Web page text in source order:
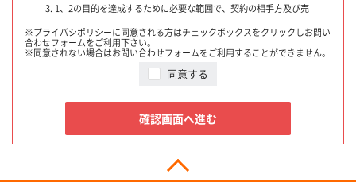
1、2の目的を達成するために必要な範囲で、契約の相手方及び売
情報を書面又はインターネットで提供する者・団体・広告会社、
融資に関わる金融機関、登記等に関わる司法書士その他専門家、
同意を得た第三者に対して提供すること
機構に通知致します。
指定流通機構は、物件情報及び成約情報（成約情報は、売主
様・買主様・貸主様・借主様の氏名を含まず、物件の概要・契
通機構の会員たる宅地建物取引業者や公的な団体に電子データ
や紙媒体で提供することなどの宅地建物取引業法に規定された
※プライバシポリシーに同意される方はチェックボックスをクリックしお問い
合わせフォームをご利用下さい。
※同意されない場合はお問い合わせフォームをご利用することができません。
同意する
確認画面へ進む